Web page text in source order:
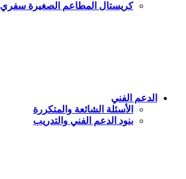
كريستال المطاعم الصغيرة سفري
الدعم الفني
الأسئلة الشائعة والمتكررة
بنود الدعم الفني والتدريب